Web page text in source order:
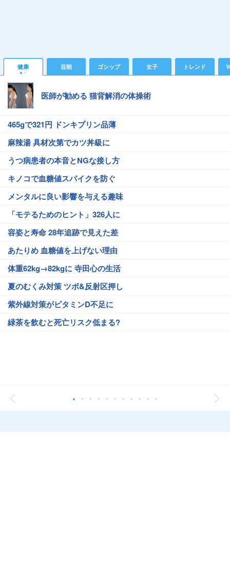
健康 芸能 ゴシップ 女子 トレンド
医師が勧める 猫背解消の体操術
465gで321円 ドンキプリン品薄
麻辣湯 具材次第でカツ丼級に
うつ病患者の本音とNGな接し方
キノコで血糖値スパイクを防ぐ
メンタルに良い影響を与える趣味
「モテるためのヒント」326人に
容姿と寿命 28年追跡で見えた差
あたりめ 血糖値を上げない理由
体重62kg→82kgに 寺田心の生活
夏のむくみ対策 ツボ&反射区押し
紫外線対策がビタミンD不足に
緑茶を飲むと死亡リスク低まる?